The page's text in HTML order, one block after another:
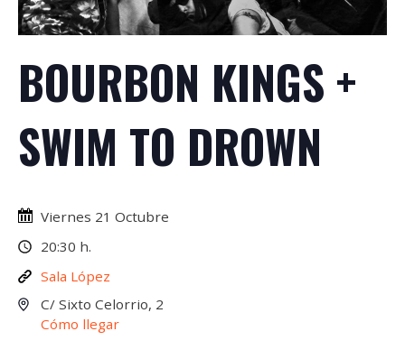
BOURBON KINGS +
SWIM TO DROWN
Viernes 21 Octubre
20:30 h.
Sala López
C/ Sixto Celorrio, 2
Cómo llegar